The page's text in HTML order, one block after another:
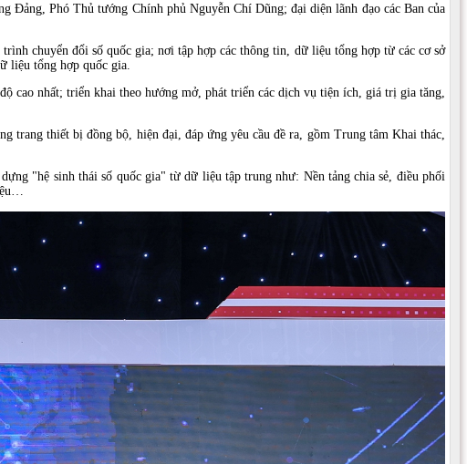
Phó Thủ tướng Chính phủ Nguyễn Chí Dũng; đại diện lãnh đạo các Ban của
chuyển đổi số quốc gia; nơi tập hợp các thông tin, dữ liệu tổng hợp từ các cơ sở
liệu tổng hợp quốc gia.
cao nhất; triển khai theo hướng mở, phát triển các dịch vụ tiện ích, giá trị gia tăng,
trang thiết bị đồng bộ, hiện đại, đáp ứng yêu cầu đề ra, gồm Trung tâm Khai thác,
"hệ sinh thái số quốc gia" từ dữ liệu tập trung như: Nền tảng chia sẻ, điều phối